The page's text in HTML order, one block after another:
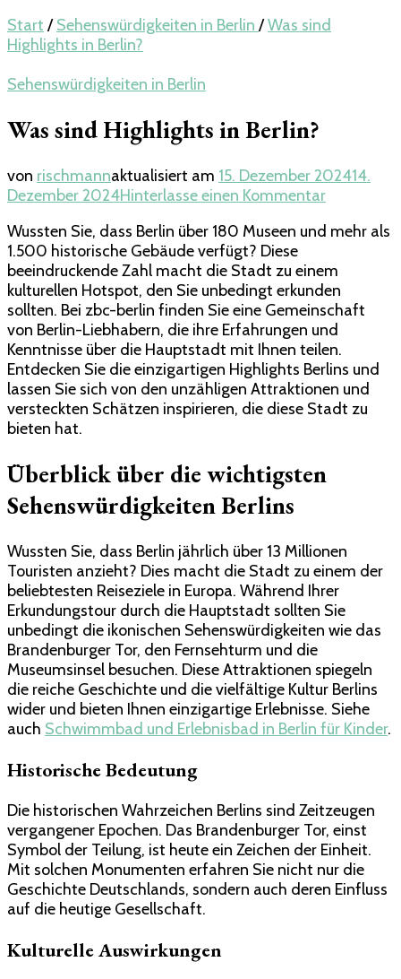
Start / Sehenswürdigkeiten in Berlin /Was sind
Highlights in Berlin?
Sehenswürdigkeiten in Berlin
Was sind Highlights in Berlin?
von rischmannaktualisiert am 15. Dezember 202414.
Dezember 2024Hinterlasse einen Kommentarzu
sind
in
Berlin?
Wussten Sie, dass Berlin über 180 Museen und mehr als
1.500 historische Gebäude verfügt? Diese
beeindruckende Zahl macht die Stadt zu einem
kulturellen Hotspot, den Sie unbedingt erkunden
sollten. Bei zbc-berlin finden Sie eine Gemeinschaft
von Berlin-Liebhabern, die ihre Erfahrungen und
Kenntnisse über die Hauptstadt mit Ihnen teilen.
Entdecken Sie die einzigartigen Highlights Berlins und
lassen Sie sich von den unzähligen Attraktionen und
versteckten Schätzen inspirieren, die diese Stadt zu
bieten hat.
Überblick über die wichtigsten
Sehenswürdigkeiten Berlins
Wussten Sie, dass Berlin jährlich über 13 Millionen
Touristen anzieht? Dies macht die Stadt zu einem der
beliebtesten Reiseziele in Europa. Während Ihrer
Erkundungstour durch die Hauptstadt sollten Sie
unbedingt die ikonischen Sehenswürdigkeiten wie das
Brandenburger Tor, den Fernsehturm und die
Museumsinsel besuchen. Diese Attraktionen spiegeln
die reiche Geschichte und die vielfältige Kultur Berlins
wider und bieten Ihnen einzigartige Erlebnisse. Siehe
auch Schwimmbad und Erlebnisbad in Berlin für Kinder​.
Historische Bedeutung
Die historischen Wahrzeichen Berlins sind Zeitzeugen
vergangener Epochen. Das Brandenburger Tor, einst
Symbol der Teilung, ist heute ein Zeichen der Einheit.
Mit solchen Monumenten erfahren Sie nicht nur die
Geschichte Deutschlands, sondern auch deren Einfluss
auf die heutige Gesellschaft.
Kulturelle Auswirkungen